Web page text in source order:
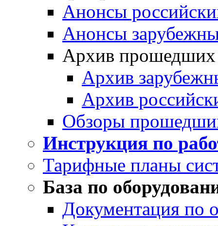
Анонсы
Анонсы
Архив прошедших
Архив
Архив
Обзоры
Инструкция по
Тарифные планы
База по
Документация по